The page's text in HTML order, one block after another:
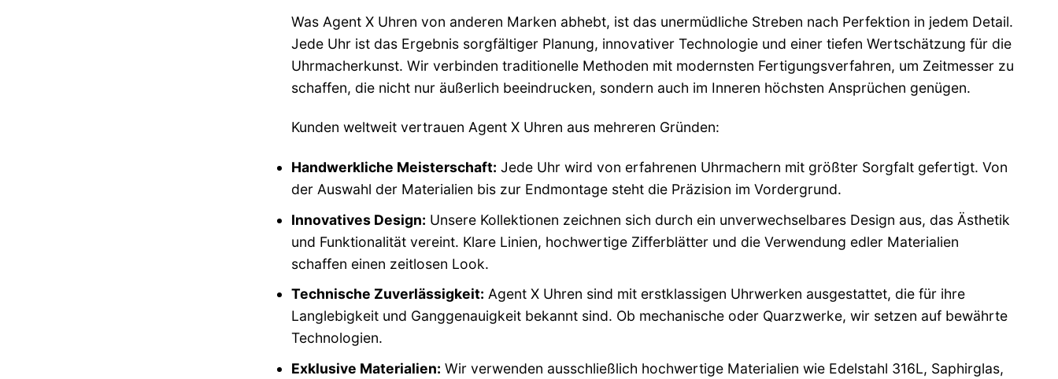
Was Agent X Uhren von anderen Marken abhebt, ist das unermüdliche Streben nach Perfektion in jedem Detail.
Jede Uhr ist das Ergebnis sorgfältiger Planung, innovativer Technologie und einer tiefen Wertschätzung für die
Uhrmacherkunst. Wir verbinden traditionelle Methoden mit modernsten Fertigungsverfahren, um Zeitmesser zu
schaffen, die nicht nur äußerlich beeindrucken, sondern auch im Inneren höchsten Ansprüchen genügen.
Kunden weltweit vertrauen Agent X Uhren aus mehreren Gründen:
Handwerkliche Meisterschaft: Jede Uhr wird von erfahrenen Uhrmachern mit größter Sorgfalt gefertigt. Von
der Auswahl der Materialien bis zur Endmontage steht die Präzision im Vordergrund.
Innovatives Design: Unsere Kollektionen zeichnen sich durch ein unverwechselbares Design aus, das Ästhetik
und Funktionalität vereint. Klare Linien, hochwertige Zifferblätter und die Verwendung edler Materialien
schaffen einen zeitlosen Look.
Technische Zuverlässigkeit: Agent X Uhren sind mit erstklassigen Uhrwerken ausgestattet, die für ihre
Langlebigkeit und Ganggenauigkeit bekannt sind. Ob mechanische oder Quarzwerke, wir setzen auf bewährte
Technologien.
Exklusive Materialien: Wir verwenden ausschließlich hochwertige Materialien wie Edelstahl 316L, Saphirglas,